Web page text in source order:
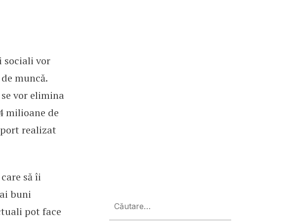
de locuri de muncă în următorii 4 ani
sociali vor
muncă.
vor elimina
milioane de
realizat
să îi
buni
pot face
după: